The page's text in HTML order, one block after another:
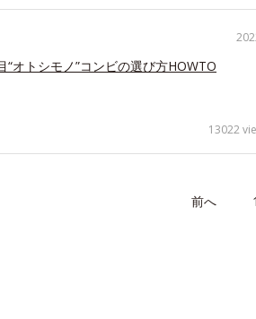
“オトシモノ”コンビの選び方HOWTO
13022
前へ 1